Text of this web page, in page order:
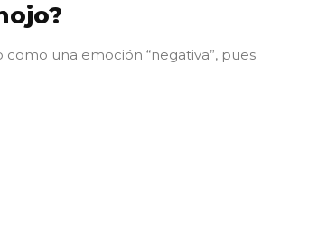
una emoción “negativa”, pues